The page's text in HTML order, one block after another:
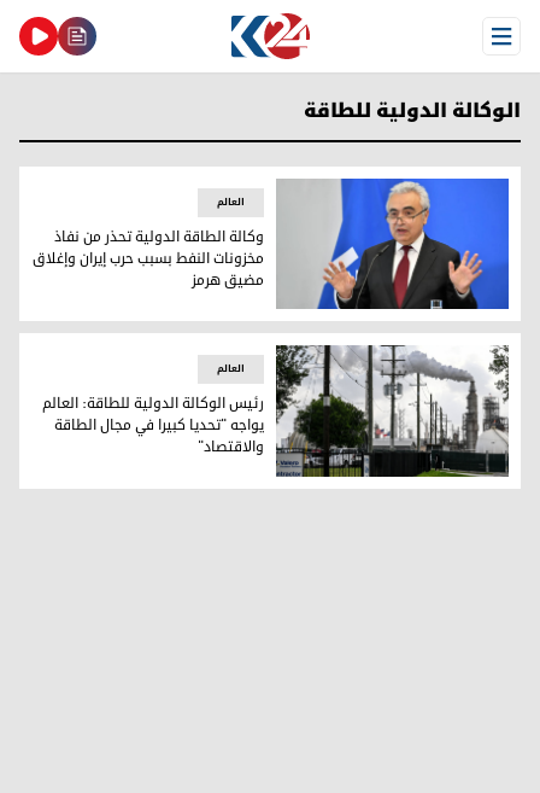
Open Menu
الوكالة الدولية للطاقة
وكالة الطاقة الدولية تحذر من نفاذ مخزونات النفط بسبب حرب
العالم
وكالة الطاقة الدولية تحذر من نفاذ
مخزونات النفط بسبب حرب إيران وإغلاق
مضيق هرمز
رئيس الوكالة الدولية للطاقة: العالم يواجه "تحديا كبيرا في
العالم
رئيس الوكالة الدولية للطاقة: العالم
يواجه "تحديا كبيرا في مجال الطاقة
والاقتصاد"